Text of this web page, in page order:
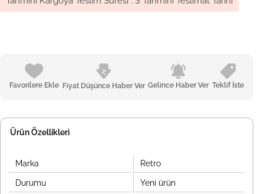
Favorilere Ekle Fiyat Düşünce Haber Ver Gelince Haber Ver Teklif İste
Ürün Özellikleri
Marka Retro
Durumu Yeni ürün